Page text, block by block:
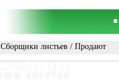
Сборщики листьев / Продают